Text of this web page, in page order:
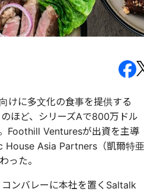
けに多文化の食事を提供する
ほど、シリーズAで800万ドル
。Foothill Venturesが出資を主導
House Asia Partners（凱爾特亜
った。
ンバレーに本社を置くSaltalk